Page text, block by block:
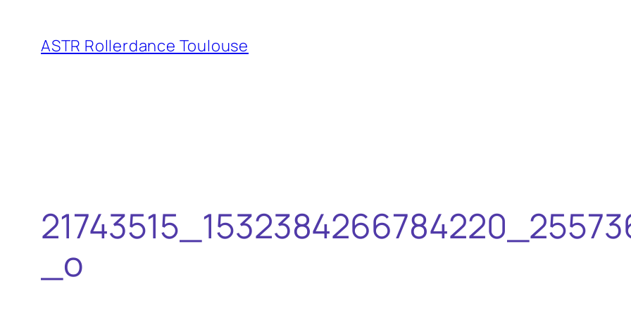
contenu
ASTR Rollerdance Toulouse
_o